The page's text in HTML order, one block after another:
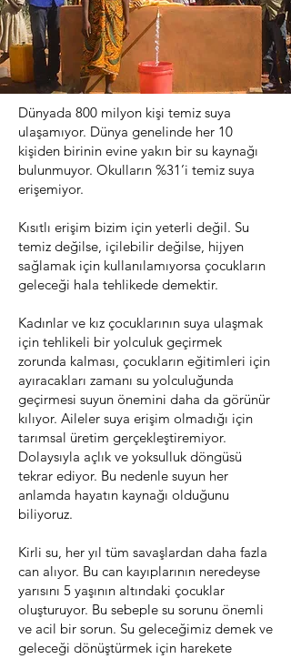
Dünyada 800 milyon kişi temiz suya
ulaşamıyor. Dünya genelinde her 10
kişiden birinin evine yakın bir su kaynağı
bulunmuyor. Okulların %31’i temiz suya
erişemiyor.
Kısıtlı erişim bizim için yeterli değil. Su
temiz değilse, içilebilir değilse, hijyen
sağlamak için kullanılamıyorsa çocukların
geleceği hala tehlikede demektir.
Kadınlar ve kız çocuklarının suya ulaşmak
için tehlikeli bir yolculuk geçirmek
zorunda kalması, çocukların eğitimleri için
ayıracakları zamanı su yolculuğunda
geçirmesi suyun önemini daha da görünür
kılıyor. Aileler suya erişim olmadığı için
tarımsal üretim gerçekleştiremiyor.
Dolaysıyla açlık ve yoksulluk döngüsü
tekrar ediyor. Bu nedenle suyun her
anlamda hayatın kaynağı olduğunu
biliyoruz.
Kirli su, her yıl tüm savaşlardan daha fazla
can alıyor. Bu can kayıplarının neredeyse
yarısını 5 yaşının altındaki çocuklar
oluşturuyor. Bu sebeple su sorunu önemli
ve acil bir sorun. Su geleceğimiz demek ve
geleceği dönüştürmek için harekete